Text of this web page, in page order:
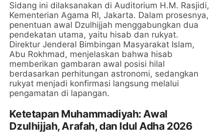
Sidang ini dilaksanakan di Auditorium H.M. Rasjidi,
Kementerian Agama RI, Jakarta. Dalam prosesnya,
penentuan awal Dzulhijjah menggabungkan dua
pendekatan utama, yaitu hisab dan rukyat.
Direktur Jenderal Bimbingan Masyarakat Islam,
Abu Rokhmad, menjelaskan bahwa hisab
memberikan gambaran awal posisi hilal
berdasarkan perhitungan astronomi, sedangkan
rukyat menjadi konfirmasi langsung melalui
pengamatan di lapangan.
Ketetapan Muhammadiyah: Awal
Dzulhijjah, Arafah, dan Idul Adha 2026